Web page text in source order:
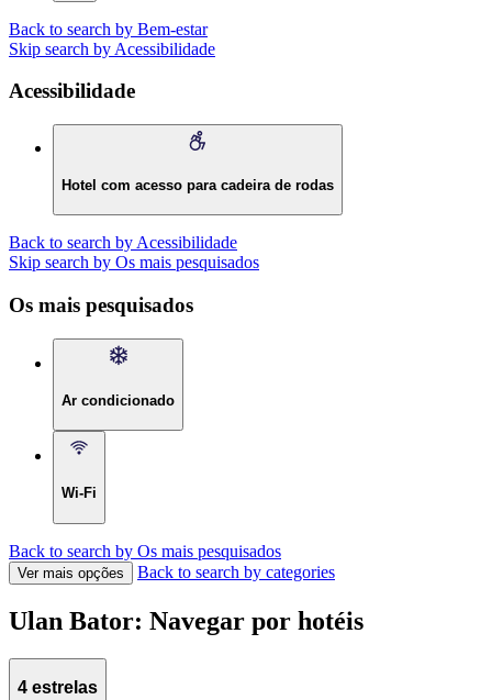
Back to search by Bem-estar
Skip search by Acessibilidade
Acessibilidade
Hotel com acesso para cadeira de rodas
Back to search by Acessibilidade
Skip search by Os mais pesquisados
Os mais pesquisados
Ar condicionado
Wi-Fi
Back to search by Os mais pesquisados
Ver mais opções Back to search by categories
Ulan Bator: Navegar por hotéis
4 estrelas